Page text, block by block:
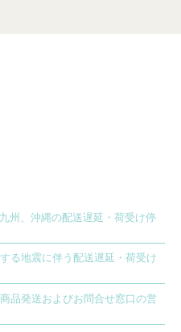
州、沖縄の配送遅延・荷受け停
る地震に伴う配送遅延・荷受け
品発送およびお問合せ窓口の営